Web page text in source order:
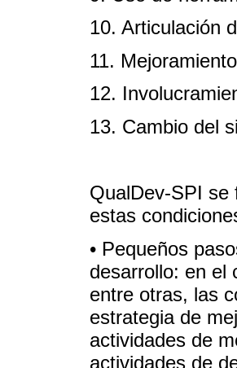
10. Articulación
11.
12.
13. Cambio del
QualDev-SPI se
estas
• Pequeños
desarrollo: en el
entre otras, las
estrategia de
actividades de
actividades de